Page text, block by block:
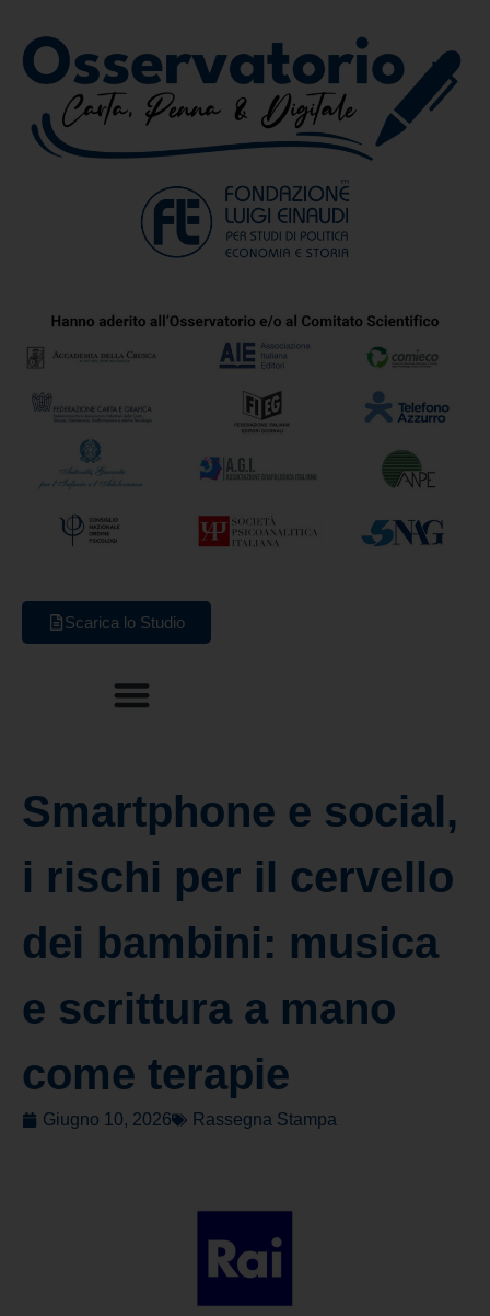
Scarica lo Studio
Smartphone e social,
i rischi per il cervello
dei bambini: musica
e scrittura a mano
come terapie
Giugno 10, 2026 Rassegna Stampa